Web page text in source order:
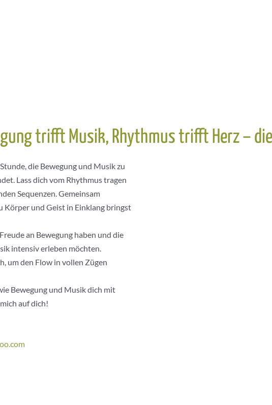
trifft Musik, Rhythmus trifft Herz –
die Bewegung und Musik zu
Lass dich vom Rhythmus tragen
Sequenzen. Gemeinsam
Körper und Geist in Einklang bringst
an Bewegung haben und die
intensiv erleben möchten.
um den Flow in vollen Zügen
Bewegung und Musik dich mit
auf dich!